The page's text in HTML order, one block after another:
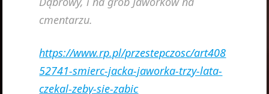
cmentarzu.
https://www.rp.pl/przestepczosc/art408
52741-smierc-jacka-jaworka-trzy-lata-
czekal-zeby-sie-zabic